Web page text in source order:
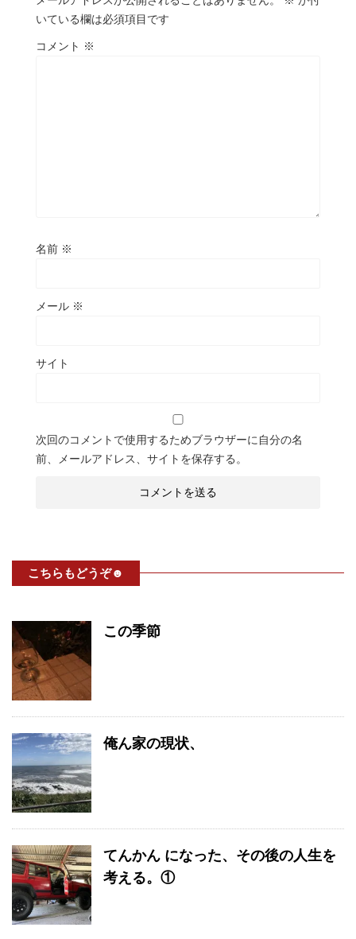
いている欄は必須項目です
コメント ※
名前 ※
メール ※
サイト
次回のコメントで使用するためブラウザーに自分の名
前、メールアドレス、サイトを保存する。
こちらもどうぞ☻
この季節
俺ん家の現状、
てんかん になった、その後の人生を
考える。①